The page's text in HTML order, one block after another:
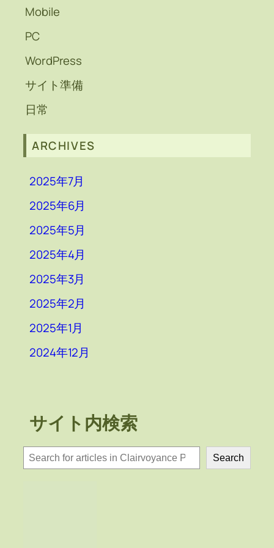
Mobile
PC
WordPress
サイト準備
日常
ARCHIVES
2025年7月
2025年6月
2025年5月
2025年4月
2025年3月
2025年2月
2025年1月
2024年12月
サイト内検索
検
索
Search